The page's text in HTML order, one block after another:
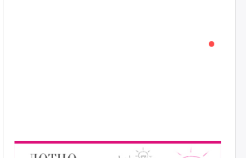
"Урьхан" Б.Чинбат гэж хүн
бизнес хамтрагчаа гүтгэж